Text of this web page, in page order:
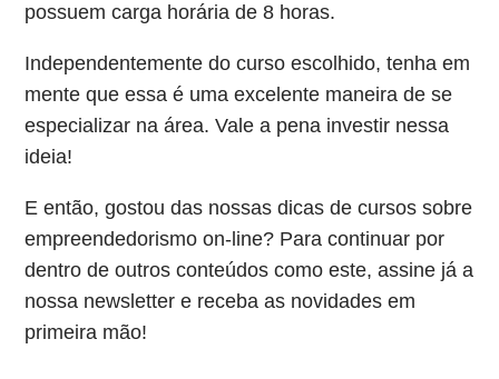
possuem carga horária de 8 horas.
Independentemente do curso escolhido, tenha em
mente que essa é uma excelente maneira de se
especializar na área. Vale a pena investir nessa
ideia!
E então, gostou das nossas dicas de cursos sobre
empreendedorismo on-line? Para continuar por
dentro de outros conteúdos como este, assine já a
nossa newsletter e receba as novidades em
primeira mão!